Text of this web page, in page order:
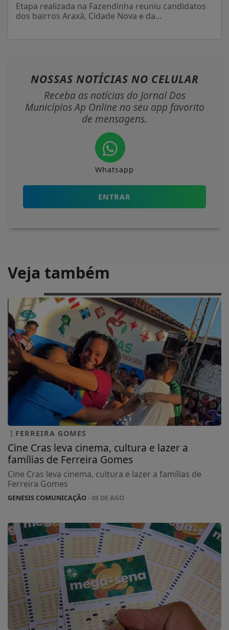
Etapa realizada na Fazendinha reuniu candidatos
dos bairros Araxá, Cidade Nova e da...
NOSSAS NOTÍCIAS NO CELULAR
Receba as notícias do Jornal Dos
Municípios Ap Online no seu app favorito
de mensagens.
Whatsapp
ENTRAR
Veja também
FERREIRA GOMES
Cine Cras leva cinema, cultura e lazer a
famílias de Ferreira Gomes
Cine Cras leva cinema, cultura e lazer a famílias de
Ferreira Gomes
GENESIS COMUNICAÇÃO- 08 DE AGO